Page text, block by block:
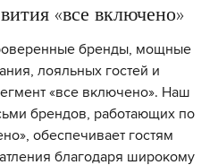
«все включено»
бренды, мощные
лояльных гостей и
«все включено». Наш
брендов, работающих по
обеспечивает гостям
благодаря широкому